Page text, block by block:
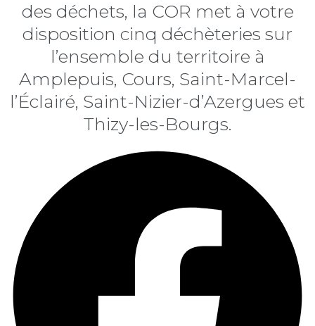
des déchets, la COR met à votre
disposition cinq déchèteries sur
l’ensemble du territoire à
Amplepuis, Cours, Saint-Marcel-
l’Éclairé, Saint-Nizier-d’Azergues et
Thizy-les-Bourgs.